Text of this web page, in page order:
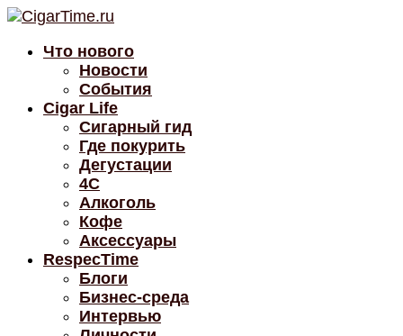
Что нового
Новости
События
Cigar Life
Сигарный гид
Где покурить
Дегустации
4C
Алкоголь
Кофе
Аксессуары
RespecTime
Блоги
Бизнес-среда
Интервью